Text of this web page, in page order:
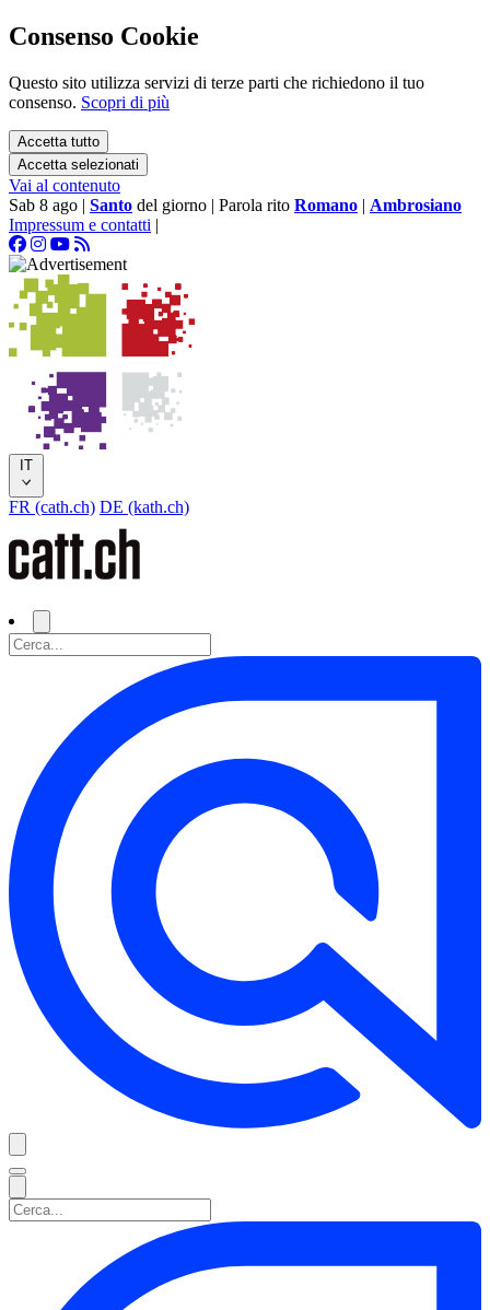
Consenso Cookie
Questo sito utilizza servizi di terze parti che richiedono il tuo
consenso. Scopri di più
Accetta tutto
Accetta selezionati
Vai al contenuto
Sab 8 ago | Santo del giorno | Parola rito Romano | Ambrosiano
Impressum e contatti |
IT
FR (cath.ch) DE (kath.ch)